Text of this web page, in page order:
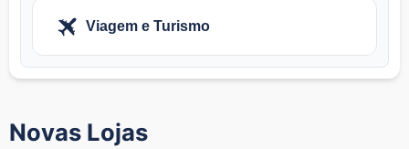
Viagem e Turismo
Novas Lojas